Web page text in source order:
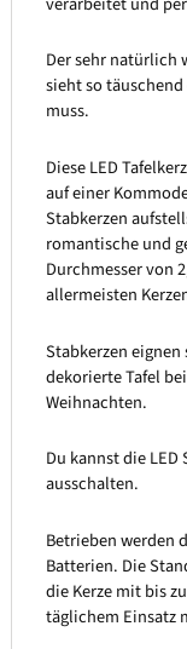
Der sehr natürlich
sieht so
muss.
Diese LED
auf einer
Stabkerzen
romantische und
Durchmesser von
allermeisten
Stabkerzen
dekorierte Tafel
Weihnachten.
Du kannst die
ausschalten.
Betrieben werden
Batterien. Die
die Kerze mit bis
täglichem Einsatz